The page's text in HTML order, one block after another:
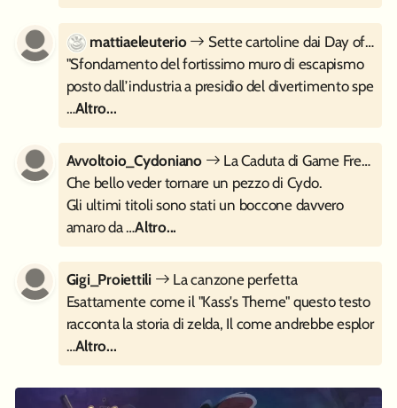
mattiaeleuterio
Sette cartoline dai Day of the Devs 2023
"Sfondamento del fortissimo muro di escapismo
posto dall’industria a presidio del divertimento spe
…Altro...
Avvoltoio_Cydoniano
La Caduta di Game Freak
Che bello veder tornare un pezzo di Cydo.
Gli ultimi titoli sono stati un boccone davvero
amaro da …Altro...
Gigi_Proiettili
La canzone perfetta
Esattamente come il "Kass's Theme" questo testo
racconta la storia di zelda, Il come andrebbe esplor
…Altro...